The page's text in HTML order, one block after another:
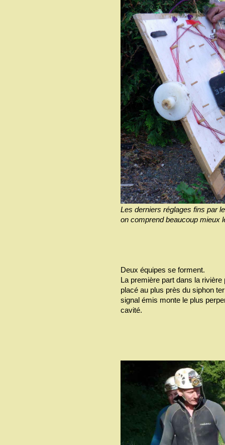
Les derniers réglages fins par
on comprend beaucoup mieux
Deux équipes se forment.
La première part dans la rivière
placé au plus près du siphon
signal émis monte le plus
cavité.